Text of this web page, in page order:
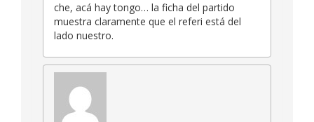
che, acá hay tongo… la ficha del partido
muestra claramente que el referi está del
lado nuestro.